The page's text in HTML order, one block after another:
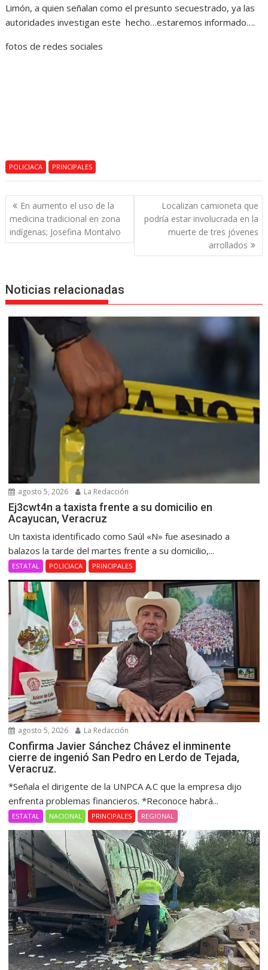
Limón, a quien señalan como el presunto secuestrado, ya las
autoridades investigan este hecho…estaremos informado….
fotos de redes sociales
POLICIACA PRINCIPALES
Navegación
de
entradas
En aumento el uso de la
medicina tradicional en zona
indígenas; Josefina Montalvo
Localizan camioneta que
podría estar involucrada en la
muerte de tres jóvenes
arrollados
Noticias relacionadas
agosto 5, 2026 La Redacción
Ej3cwt4n a taxista frente a su domicilio en
Acayucan, Veracruz
Un taxista identificado como Saúl «N» fue asesinado a
balazos la tarde del martes frente a su domicilio,...
ESTATAL POLICIACA PRINCIPALES
agosto 5, 2026 La Redacción
Confirma Javier Sánchez Chávez el inminente
cierre de ingenió San Pedro en Lerdo de Tejada,
Veracruz.
*Señala el dirigente de la UNPCA A.C que la empresa dijo
enfrenta problemas financieros. *Reconoce habrá...
ESTATAL NACIONAL PRINCIPALES REGIONAL